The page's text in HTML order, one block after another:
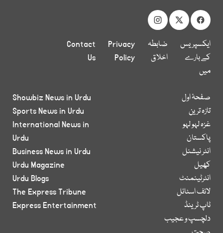
ایکسپریس
کے بارے
میں
ضابطہ
اخلاق
Privacy
Policy
Contact
Us
صفحۂ اول
تازہ ترین
غزہ لہو لہو
پاکستان
انٹر نیشنل
کھیل
انٹرٹینمنٹ
لائف اسٹائل
ٹاپ ٹرینڈ
دلچسپ و عجیب
Showbiz News in Urdu
Sports News in Urdu
International News in
Urdu
Business News in Urdu
Urdu Magazine
Urdu Blogs
The Express Tribune
Express Entertainment